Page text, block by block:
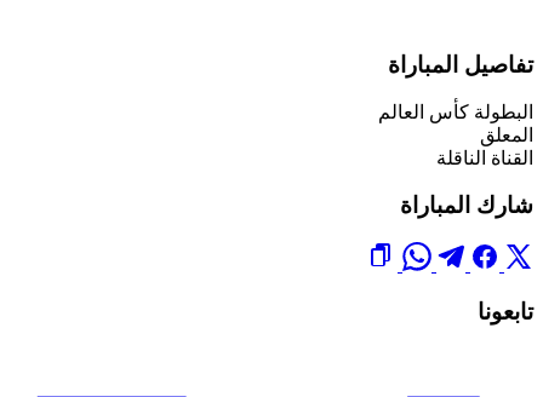
تفاصيل المباراة
البطولة كأس العالم
المعلق
القناة الناقلة
شارك المباراة
تابعونا